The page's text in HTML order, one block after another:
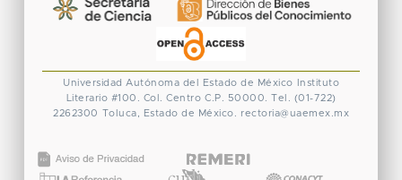
Universidad Autónoma del Estado de México
Instituto
Literario #100. Col. Centro C.P. 50000. Tel. (01-722)
2262300 Toluca, Estado de México. rectoria@uaemex.mx